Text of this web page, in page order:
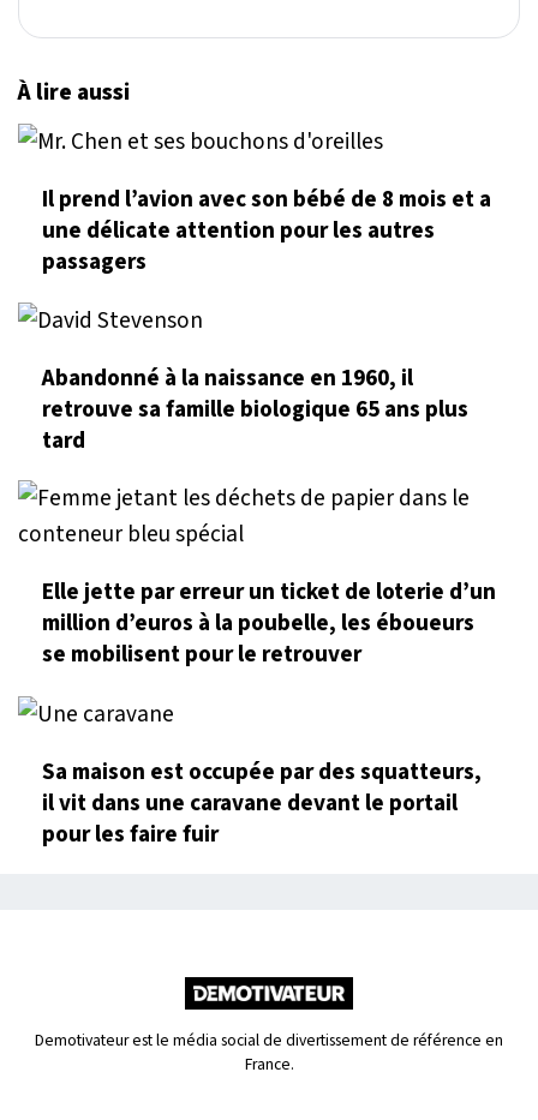
À lire aussi
Il prend l’avion avec son bébé de 8 mois et a
une délicate attention pour les autres
passagers
Abandonné à la naissance en 1960, il
retrouve sa famille biologique 65 ans plus
tard
Elle jette par erreur un ticket de loterie d’un
million d’euros à la poubelle, les éboueurs
se mobilisent pour le retrouver
Sa maison est occupée par des squatteurs,
il vit dans une caravane devant le portail
pour les faire fuir
Demotivateur est le média social de divertissement de référence en
France.